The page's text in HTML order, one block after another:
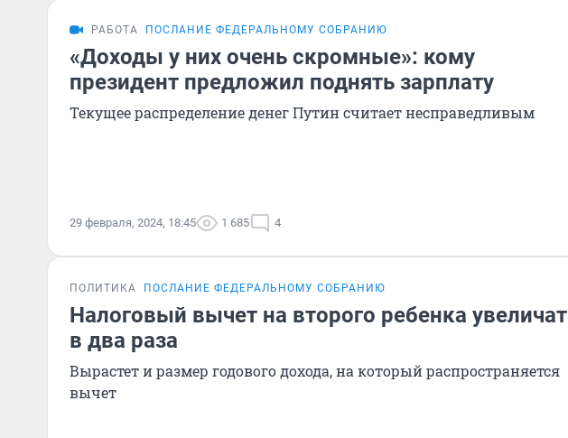
РАБОТА ПОСЛАНИЕ ФЕДЕРАЛЬНОМУ СОБРАНИЮ
«Доходы у них очень скромные»: кому
президент предложил поднять зарплату
Текущее распределение денег Путин считает несправедливым
29 февраля, 2024, 18:45 1 685 4
ПОЛИТИКА ПОСЛАНИЕ ФЕДЕРАЛЬНОМУ СОБРАНИЮ
Налоговый вычет на второго ребенка увеличат
в два раза
Вырастет и размер годового дохода, на который распространяется
вычет